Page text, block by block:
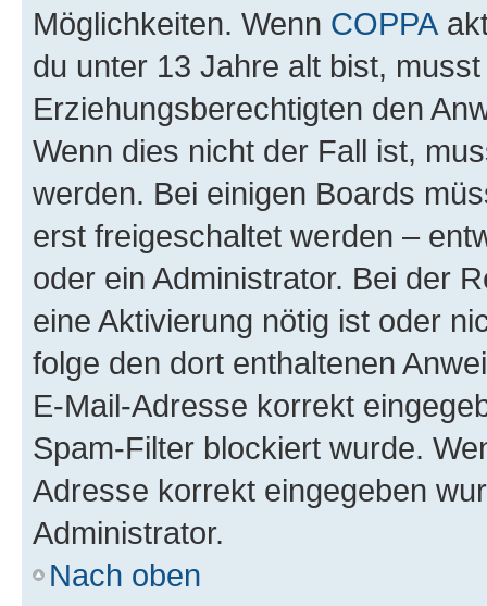
Möglichkeiten. Wenn COPPA
du unter 13 Jahre alt bist,
Erziehungsberechtigten den
Wenn dies nicht der Fall ist,
werden. Bei einigen Boards
erst freigeschaltet werden –
oder ein Administrator. Bei der
eine Aktivierung nötig ist oder
folge den dort enthaltenen
E-Mail-Adresse korrekt
Spam-Filter blockiert wurde.
Adresse korrekt eingegeben
Administrator.
Nach oben